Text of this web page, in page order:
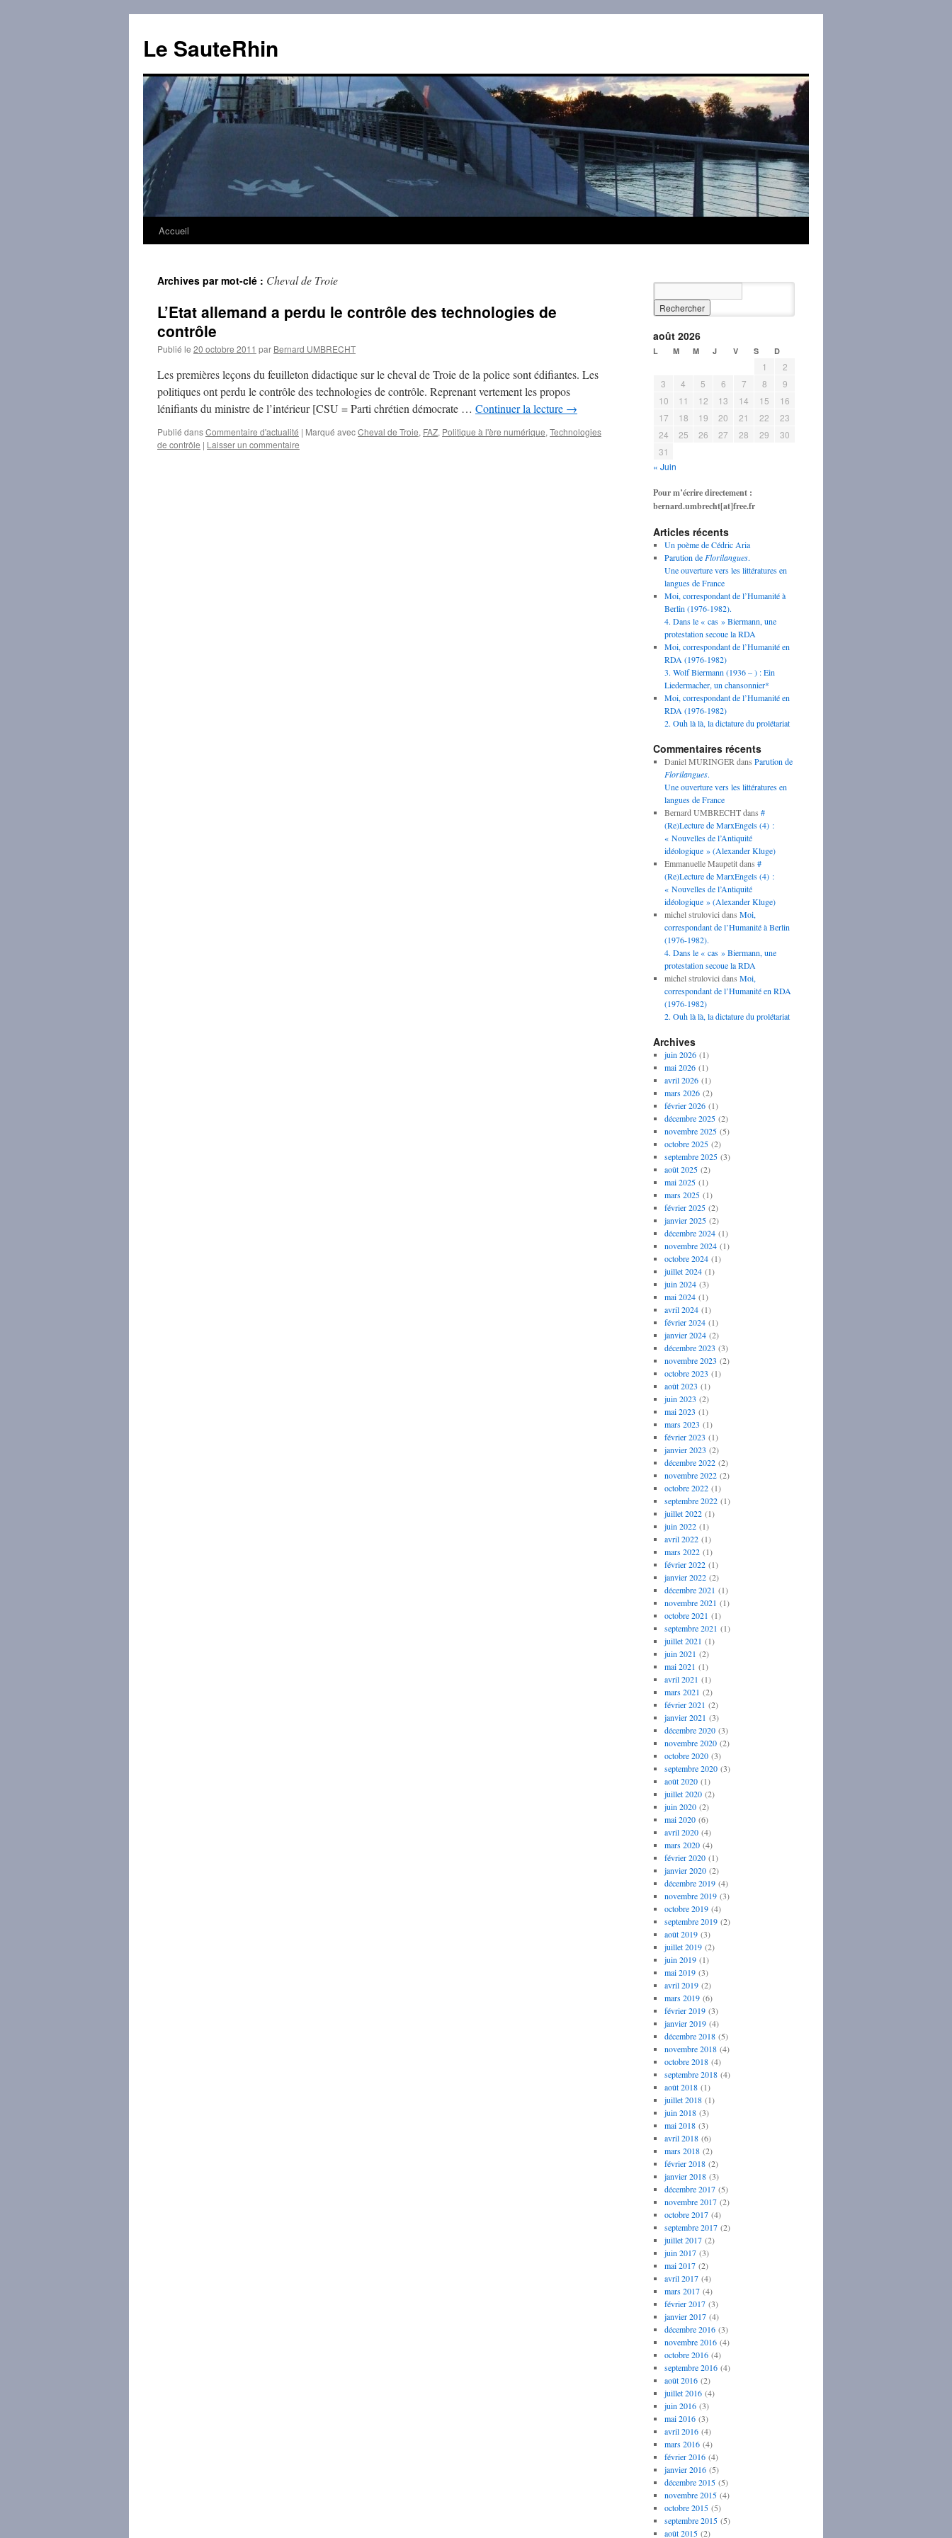
contenu
Le SauteRhin
Accueil
Archives par mot-clé : Cheval de Troie
L’Etat allemand a perdu le contrôle des technologies de
contrôle
Publié le 20 octobre 2011 par Bernard UMBRECHT
Les premières leçons du feuilleton didactique sur le cheval de Troie de la police sont édifiantes. Les
politiques ont perdu le contrôle des technologies de contrôle. Reprenant vertement les propos
lénifiants du ministre de l’intérieur [CSU = Parti chrétien démocrate … Continuer la lecture →
Publié dansCommentaire d'actualité | Marqué avecCheval de Troie, FAZ, Politique à l'ère numérique, Technologies
de contrôle | Laisser un commentaire
août 2026
L M M J V S D
1
2
3
4 5 6 7 8
9
10
11 12 13 14 15
16
17
18 19 20 21 22
23
24
25 26 27 28 29
30
31
« Juin
Pour m’écrire directement :
bernard.umbrecht[at]free.fr
Articles récents
Un poème de Cédric Aria
Parution de Florilangues.
Une ouverture vers les littératures en
langues de France
Moi, correspondant de l’Humanité à
Berlin (1976-1982).
4. Dans le « cas » Biermann, une
protestation secoue la RDA
Moi, correspondant de l’Humanité en
RDA (1976-1982)
3. Wolf Biermann (1936 – ) : Ein
Liedermacher, un chansonnier*
Moi, correspondant de l’Humanité en
RDA (1976-1982)
2. Ouh là là, la dictature du prolétariat
Commentaires récents
Daniel MURINGER dans Parution de
Florilangues.
Une ouverture vers les littératures en
langues de France
Bernard UMBRECHTdans #
(Re)Lecture de MarxEngels (4) :
« Nouvelles de l’Antiquité
idéologique » (Alexander Kluge)
Emmanuelle Maupetitdans #
(Re)Lecture de MarxEngels (4) :
« Nouvelles de l’Antiquité
idéologique » (Alexander Kluge)
michel strulovici dans Moi,
correspondant de l’Humanité à Berlin
(1976-1982).
4. Dans le « cas » Biermann, une
protestation secoue la RDA
michel strulovici dans Moi,
correspondant de l’Humanité en RDA
(1976-1982)
2. Ouh là là, la dictature du prolétariat
Archives
juin 2026(1)
mai 2026(1)
avril 2026(1)
mars 2026(2)
février 2026(1)
décembre 2025(2)
novembre 2025(5)
octobre 2025(2)
septembre 2025(3)
août 2025(2)
mai 2025(1)
mars 2025(1)
février 2025(2)
janvier 2025(2)
décembre 2024(1)
novembre 2024(1)
octobre 2024(1)
juillet 2024(1)
juin 2024(3)
mai 2024(1)
avril 2024(1)
février 2024(1)
janvier 2024(2)
décembre 2023 (3)
novembre 2023 (2)
octobre 2023 (1)
août 2023 (1)
juin 2023 (2)
mai 2023 (1)
mars 2023 (1)
février 2023 (1)
janvier 2023 (2)
décembre 2022(2)
novembre 2022(2)
octobre 2022(1)
septembre 2022(1)
juillet 2022(1)
juin 2022(1)
avril 2022(1)
mars 2022(1)
février 2022(1)
janvier 2022(2)
décembre 2021 (1)
novembre 2021 (1)
octobre 2021 (1)
septembre 2021 (1)
juillet 2021 (1)
juin 2021 (2)
mai 2021 (1)
avril 2021 (1)
mars 2021 (2)
février 2021 (2)
janvier 2021 (3)
décembre 2020(3)
novembre 2020(2)
octobre 2020(3)
septembre 2020(3)
août 2020(1)
juillet 2020(2)
juin 2020(2)
mai 2020(6)
avril 2020(4)
mars 2020(4)
février 2020(1)
janvier 2020(2)
décembre 2019(4)
novembre 2019(3)
octobre 2019(4)
septembre 2019(2)
août 2019(3)
juillet 2019(2)
juin 2019(1)
mai 2019(3)
avril 2019(2)
mars 2019(6)
février 2019(3)
janvier 2019(4)
décembre 2018(5)
novembre 2018(4)
octobre 2018(4)
septembre 2018(4)
août 2018(1)
juillet 2018(1)
juin 2018(3)
mai 2018(3)
avril 2018(6)
mars 2018(2)
février 2018(2)
janvier 2018(3)
décembre 2017(5)
novembre 2017(2)
octobre 2017(4)
septembre 2017(2)
juillet 2017(2)
juin 2017(3)
mai 2017(2)
avril 2017(4)
mars 2017(4)
février 2017(3)
janvier 2017(4)
décembre 2016(3)
novembre 2016(4)
octobre 2016(4)
septembre 2016(4)
août 2016(2)
juillet 2016(4)
juin 2016(3)
mai 2016(3)
avril 2016(4)
mars 2016(4)
février 2016(4)
janvier 2016(5)
décembre 2015(5)
novembre 2015(4)
octobre 2015(5)
septembre 2015(5)
août 2015(2)